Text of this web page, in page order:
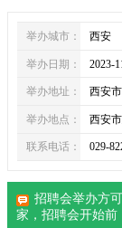
举办城市： 西安
举办日期： 2023-
举办地址： 西安
举办地点： 西安
联系电话： 029-
招聘会举办方
家， 招聘会开始前